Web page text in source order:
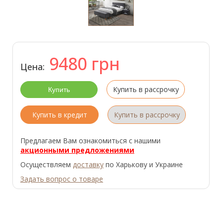
Цена: 9480 грн
Купить в рассрочку
Купить в кредит Купить в рассрочку
Предлагаем Вам ознакомиться с нашими
акционными предложениями
Осуществляем доставку по Харькову и Украине
Задать вопрос о товаре